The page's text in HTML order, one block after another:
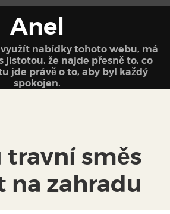
Anel
nabídky tohoto webu, má
jistotou, že najde přesně to, co
jde právě o to, aby byl každý
spokojen.
travní směs
na zahradu